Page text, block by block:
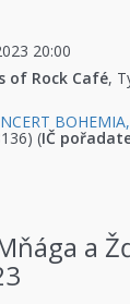
20:00
of Rock Café,
(IČ
a